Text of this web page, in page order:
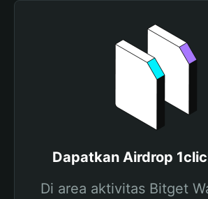
Dapatkan Airdrop
Di area aktivitas Bitget